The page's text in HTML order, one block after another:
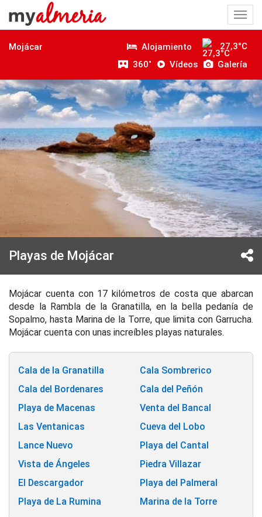
Mojácar Alojamiento
27,3°C
360˚
Vídeos Galería
Playas de Mojácar
Mojácar cuenta con 17 kilómetros de costa que abarcan
desde la Rambla de la Granatilla, en la bella pedanía de
Sopalmo, hasta Marina de la Torre, que limita con Garrucha.
Mojácar cuenta con unas increíbles playas naturales.
Cala de la Granatilla
Cala Sombrerico
Cala del Bordenares
Cala del Peñón
Playa de Macenas
Venta del Bancal
Las Ventanicas
Cueva del Lobo
Lance Nuevo
Playa del Cantal
Vista de Ángeles
Piedra Villazar
El Descargador
Playa del Palmeral
Playa de La Rumina
Marina de la Torre